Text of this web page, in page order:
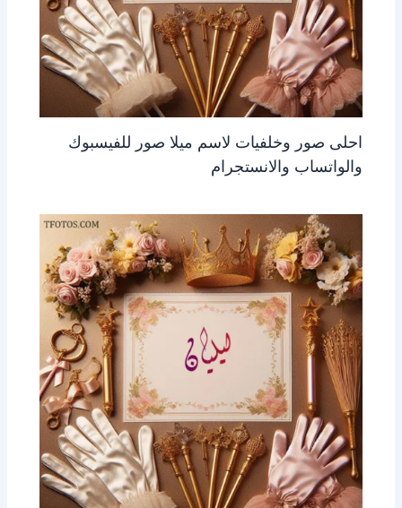
احلى صور وخلفيات لاسم ميلا صور للفيسبوك
والواتساب والانستجرام